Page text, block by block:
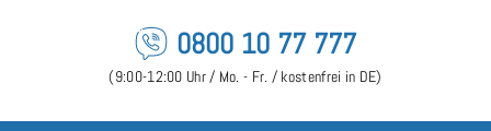
0800 10 77 777
(9:00-12:00 Uhr / Mo. - Fr. / kostenfrei in DE)